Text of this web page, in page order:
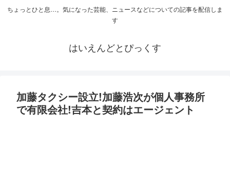
ちょっとひと息…。気になった芸能、ニュースなどについての記事を配信しま
す
はいえんどとぴっくす
加藤タクシー設立!加藤浩次が個人事務所
で有限会社!吉本と契約はエージェント